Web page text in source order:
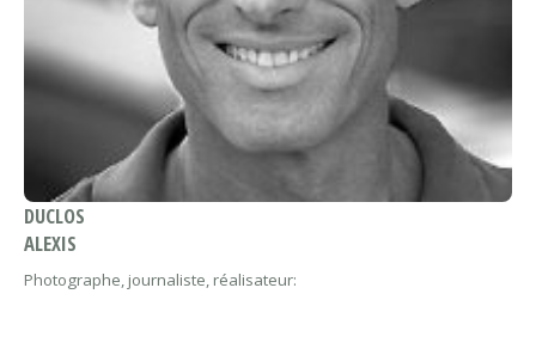
DUCLOS
ALEXIS
Photographe, journaliste, réalisateur: